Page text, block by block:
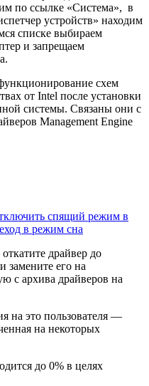
по ссылке «Система», в
устройств» находим
списке выбираем
и запрещаем
схем
от Intel после установки
системы. Связаны они с
Management Engine
спящий режим в
в режим сна
драйвер до
замените его на
с архива драйверов на
на это пользователя —
на некоторых
до 0% в целях